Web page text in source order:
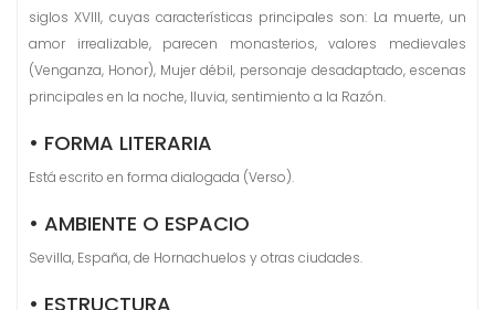
siglos XVIII, cuyas características principales son: La muerte, un
amor irrealizable, parecen monasterios, valores medievales
(Venganza, Honor), Mujer débil, personaje desadaptado, escenas
principales en la noche, lluvia, sentimiento a la Razón.
• FORMA LITERARIA
Está escrito en forma dialogada (Verso).
• AMBIENTE O ESPACIO
Sevilla, España, de Hornachuelos y otras ciudades.
• ESTRUCTURA